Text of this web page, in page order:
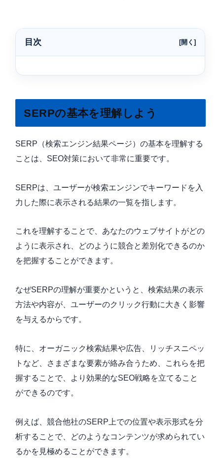
目次
SERPの基本を理解しよう
SERP（検索エンジン結果ページ）の基本を理解する
ことは、SEO対策において非常に重要です。
SERPは、ユーザーが検索エンジンでキーワードを入
力した際に表示される結果の一覧を指します。
これを理解することで、あなたのウェブサイトがどの
ように表示され、どのように競合と差別化できるのか
を把握することができます。
なぜSERPの理解が重要かというと、検索結果の表示
方法や内容が、ユーザーのクリック行動に大きく影響
を与えるからです。
特に、オーガニック検索結果や広告、リッチスニペッ
トなど、さまざまな要素が絡み合うため、これらを把
握することで、より効果的なSEO戦略を立てること
ができるのです。
例えば、競合他社のSERP上での位置や表示形式を分
析することで、どのようなコンテンツが求められてい
るかを見極めることができます。